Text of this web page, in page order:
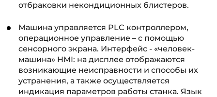
отбраковки некондиционных блистеров.
Машина управляется PLC контроллером,
операционное управление – с помощью
сенсорного экрана. Интерфейс - «человек-
машина» HMI: на дисплее отображаются
возникающие неисправности и способы их
устранения, а также осуществляется
индикация параметров работы станка. Язык